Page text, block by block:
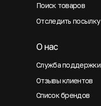
Поиск товаров
Отследить посылку
Служба поддержки
О нас
Отзывы клиентов
Список брендов